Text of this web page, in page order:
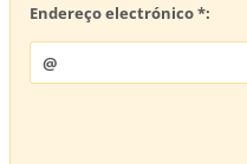
Endereço electrónico *: